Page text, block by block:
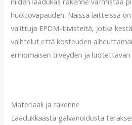
huoltovapauden. Näissä laitteissa
valittuja EPDM-tiivisteitä, jotka
vaihtelut että kosteuden
erinomaisen tiiveyden ja
Materiaali ja rakenne
Laadukkaasta galvanoidusta